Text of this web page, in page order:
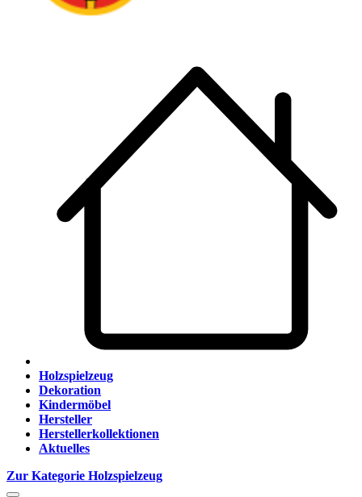
Holzspielzeug
Dekoration
Kindermöbel
Hersteller
Herstellerkollektionen
Aktuelles
Zur Kategorie Holzspielzeug